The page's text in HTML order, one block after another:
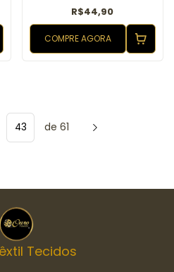
R$44,90
COMPRE AGORA
de 61
Tecidos